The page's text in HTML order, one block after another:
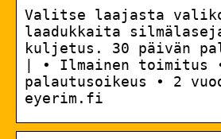
Valitse laajasta
laadukkaita
kuljetus. 30 päivän
| • Ilmainen toimitus
palautusoikeus • 2
eyerim.fi